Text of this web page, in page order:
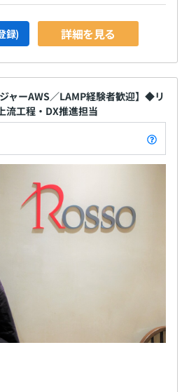
録) 詳細を見る
ャーAWS／LAMP経験者歓迎】◆リ
工程・DX推進担当